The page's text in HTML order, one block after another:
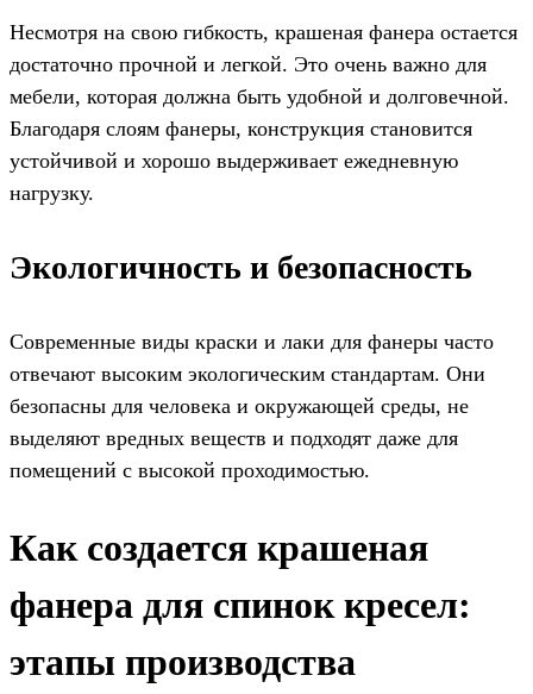
Несмотря на свою гибкость, крашеная фанера остается
достаточно прочной и легкой. Это очень важно для
мебели, которая должна быть удобной и долговечной.
Благодаря слоям фанеры, конструкция становится
устойчивой и хорошо выдерживает ежедневную
нагрузку.
Экологичность и безопасность
Современные виды краски и лаки для фанеры часто
отвечают высоким экологическим стандартам. Они
безопасны для человека и окружающей среды, не
выделяют вредных веществ и подходят даже для
помещений с высокой проходимостью.
Как создается крашеная
фанера для спинок кресел:
этапы производства